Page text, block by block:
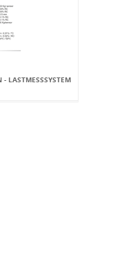
LASTMESSSYSTEM